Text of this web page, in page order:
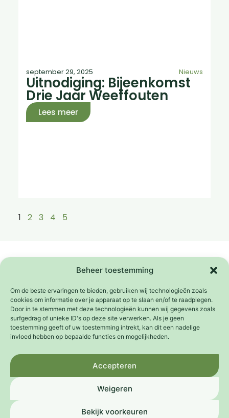
Beheer toestemming
Om de beste ervaringen te bieden, gebruiken wij technologieën zoals
cookies om informatie over je apparaat op te slaan en/of te raadplegen.
Door in te stemmen met deze technologieën kunnen wij gegevens zoals
surfgedrag of unieke ID's op deze site verwerken. Als je geen
toestemming geeft of uw toestemming intrekt, kan dit een nadelige
invloed hebben op bepaalde functies en mogelijkheden.
Accepteren
Weigeren
Bekijk voorkeuren
september 29, 2025 Nieuws
Uitnodiging: Bijeenkomst
Drie Jaar Weeffouten
Lees meer
1 2 3 4 5
Samenwerkingen
Het Platform Weeffouten wordt mede mogelijk
Een initiatief van